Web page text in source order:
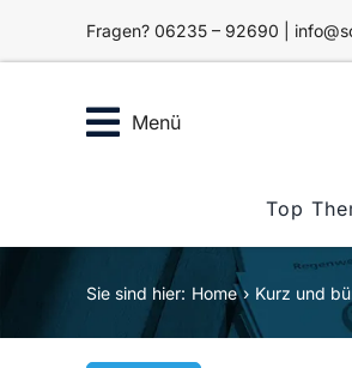
Fragen? 06235 – 92690 |
Menü
Top
Sie sind hier: Home Kurz und